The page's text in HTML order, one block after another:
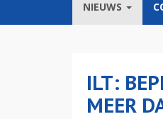
NIEUWS
ILT:
MEER